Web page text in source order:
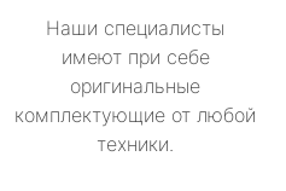
Наши специалисты
имеют при себе
оригинальные
комплектующие от любой
техники.